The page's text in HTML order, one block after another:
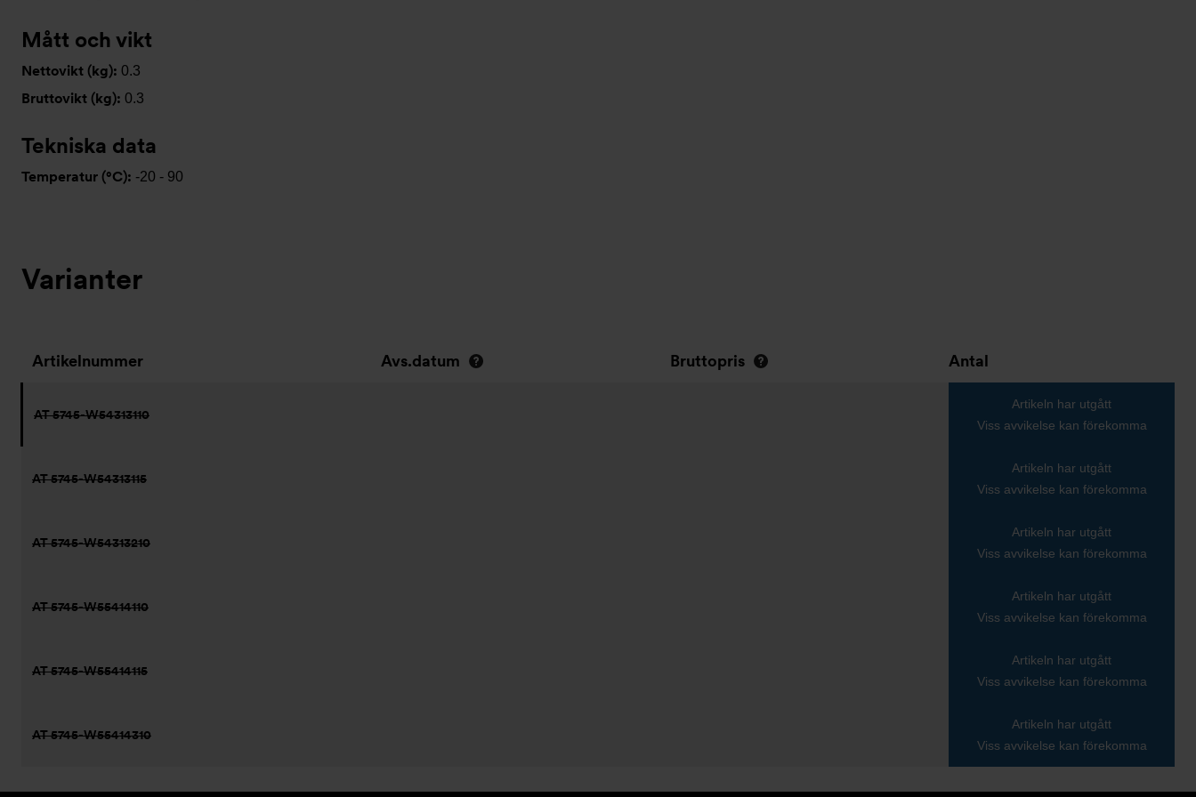
Mått och vikt
Nettovikt (kg): 0.3
Bruttovikt (kg): 0.3
Tekniska data
Temperatur (°C): -20 - 90
Varianter
Artikelnummer Avs.datum Bruttopris Antal
AT 5745-W54313110
Artikeln har utgått
Viss avvikelse kan förekomma
AT 5745-W54313115
Artikeln har utgått
Viss avvikelse kan förekomma
AT 5745-W54313210
Artikeln har utgått
Viss avvikelse kan förekomma
AT 5745-W55414110
Artikeln har utgått
Viss avvikelse kan förekomma
AT 5745-W55414115
Artikeln har utgått
Viss avvikelse kan förekomma
AT 5745-W55414310
Artikeln har utgått
Viss avvikelse kan förekomma